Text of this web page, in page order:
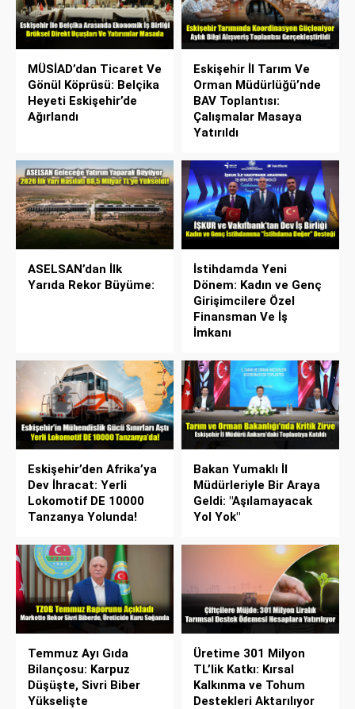
MÜSİAD’dan Ticaret Ve
Gönül Köprüsü: Belçika
Heyeti Eskişehir’de
Ağırlandı
Eskişehir İl Tarım Ve
Orman Müdürlüğü’nde
BAV Toplantısı:
Çalışmalar Masaya
Yatırıldı
ASELSAN’dan İlk
Yarıda Rekor Büyüme:
İstihdamda Yeni
Dönem: Kadın ve Genç
Girişimcilere Özel
Finansman Ve İş
İmkanı
Eskişehir’den Afrika’ya
Dev İhracat: Yerli
Lokomotif DE 10000
Tanzanya Yolunda!
Bakan Yumaklı İl
Müdürleriyle Bir Araya
Geldi: "Aşılamayacak
Yol Yok"
Temmuz Ayı Gıda
Bilançosu: Karpuz
Düşüşte, Sivri Biber
Yükselişte
Üretime 301 Milyon
TL’lik Katkı: Kırsal
Kalkınma ve Tohum
Destekleri Aktarılıyor